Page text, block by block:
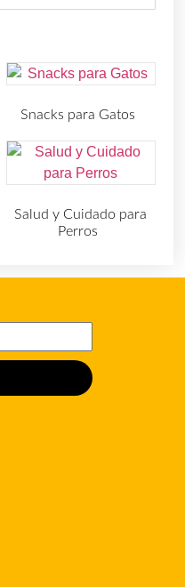
Snacks para Gatos
Salud y Cuidado para
Perros